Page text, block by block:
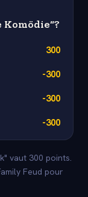
300
-300
-300
-300
vaut 300 points.
Feud pour